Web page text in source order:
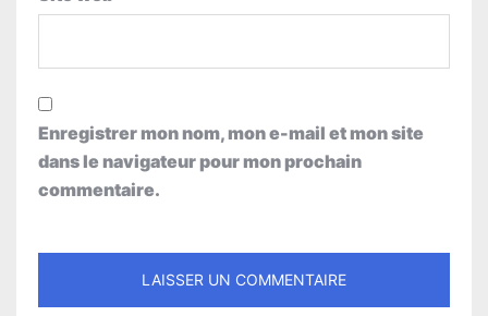
Enregistrer mon nom, mon e-mail et mon site
dans le navigateur pour mon prochain
commentaire.